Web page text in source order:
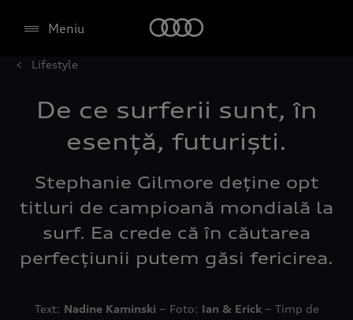
Meniu
Lifestyle
De ce surferii sunt, în
esență, futuriști.
Stephanie Gilmore deține opt
titluri de campioană mondială la
surf. Ea crede că în căutarea
perfecțiunii putem găsi fericirea.
Text: Nadine Kaminski − Foto: Ian & Erick− Timp de